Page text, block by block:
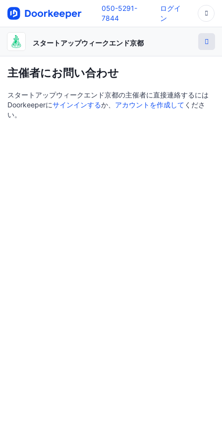
050-5291-
7844
ログイ
ン
スタートアップウィークエンド京都
主催者にお問い合わせ
スタートアップウィークエンド京都の主催者に直接連絡するには
Doorkeeperにサインインするか、 アカウントを作成して くださ
い。